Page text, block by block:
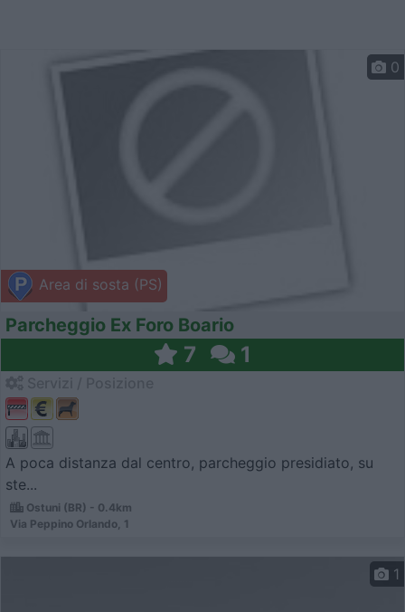
Area di sosta (PS)
0
Parcheggio Ex Foro Boario
7 1
A poca distanza dal centro, parcheggio presidiato, su
ste...
Ostuni (BR) - 0.4km
Via Peppino Orlando, 1
1